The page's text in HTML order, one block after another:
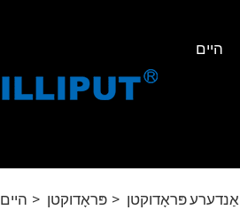
היים
היים פּראָדוקטן אַנדערע פּראָדוקטן